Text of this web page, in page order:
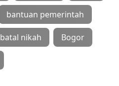
bantuan pemerintah
batal nikah Bogor